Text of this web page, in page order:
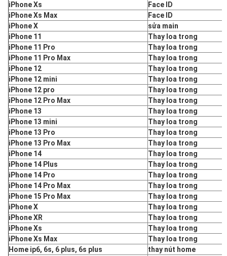
iPhone Xs
Face ID
iPhone Xs Max
Face ID
iPhone X
sửa main
iPhone 11
Thay loa trong
iPhone 11 Pro
Thay loa trong
iPhone 11 Pro Max
Thay loa trong
iPhone 12
Thay loa trong
iPhone 12 mini
Thay loa trong
iPhone 12 pro
Thay loa trong
iPhone 12 Pro Max
Thay loa trong
iPhone 13
Thay loa trong
iPhone 13 mini
Thay loa trong
iPhone 13 Pro
Thay loa trong
iPhone 13 Pro Max
Thay loa trong
iPhone 14
Thay loa trong
iPhone 14 Plus
Thay loa trong
iPhone 14 Pro
Thay loa trong
iPhone 14 Pro Max
Thay loa trong
iPhone 15 Pro Max
Thay loa trong
iPhone X
Thay loa trong
iPhone XR
Thay loa trong
iPhone Xs
Thay loa trong
iPhone Xs Max
Thay loa trong
Home ip6, 6s, 6 plus, 6s plus
thay nút home